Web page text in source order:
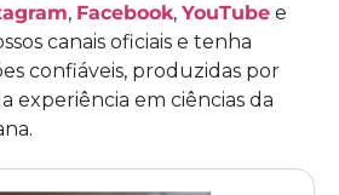
, Facebook,YouTube e
canais oficiais e tenha
confiáveis, produzidas por
experiência em ciências da